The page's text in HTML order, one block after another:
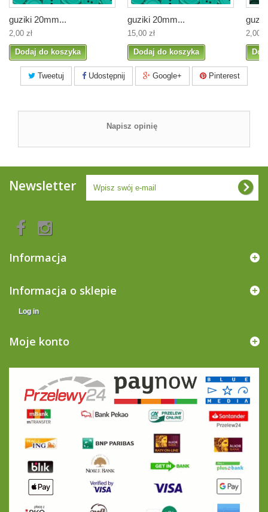
guziki 20mm...
2,00 zł
Dodaj do koszyka
guziki 20mm...
15,00 zł
Dodaj do koszyka
2,00
Tweetuj Udostępnij Google+ Pinterest
Napisz opinię
Newsletter
Informacja
Informacja o sklepie
Log in
Moje konto